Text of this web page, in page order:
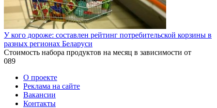
У кого дороже: составлен рейтинг потребительской корзины в
разных регионах Беларуси
Стоимость набора продуктов на месяц в зависимости от
089
О проекте
Реклама на сайте
Вакансии
Контакты